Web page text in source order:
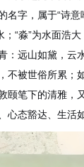
名字，属于“诗意
；“淼”为水面浩
：远山如黛，云
不被世俗所累；
颐笔下的清雅，
心态豁达、生活